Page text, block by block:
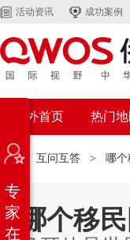
活动资讯 成功案例
侨外首页 热门
位置： 互问互答 > 哪个
哪个移
专
家
在